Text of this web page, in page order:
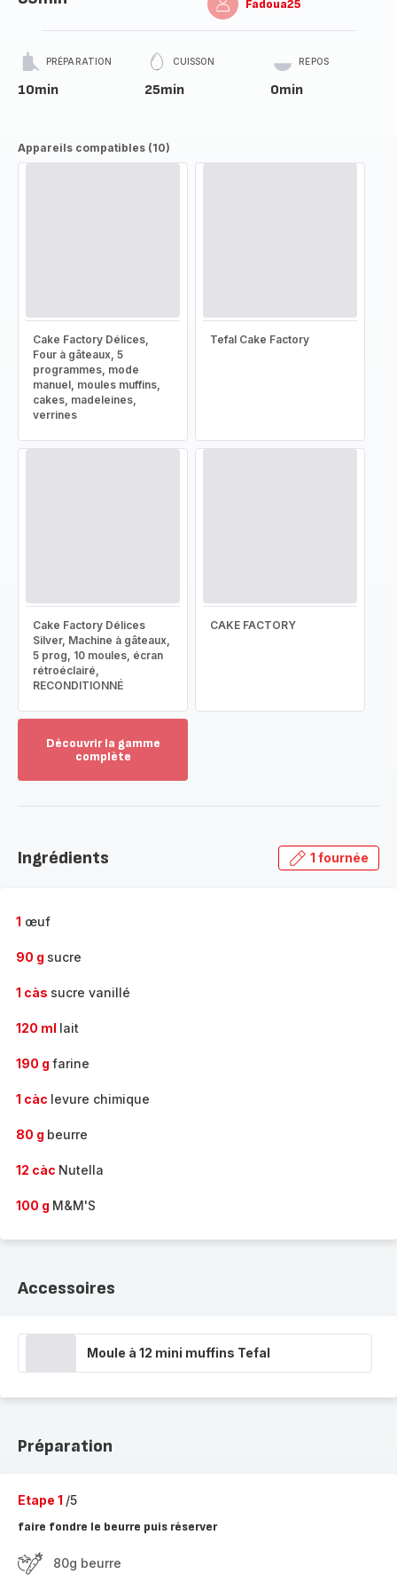
Fadoua25
PRÉPARATION
10min
CUISSON
25min
REPOS
0min
Appareils compatibles (10)
Cake Factory Délices,
Four à gâteaux, 5
programmes, mode
manuel, moules muffins,
cakes, madeleines,
verrines
Tefal Cake Factory
Cake Factory Délices
Silver, Machine à gâteaux,
5 prog, 10 moules, écran
rétroéclairé,
RECONDITIONNÉ
CAKE FACTORY
Découvrir la gamme
complète
gamme
Ingrédients 1 fournée
1 œuf
90 g sucre
1 càs sucre vanillé
120 ml lait
190 g farine
1 càc levure chimique
80 g beurre
12 càc Nutella
100 g M&M'S
Accessoires
Moule à 12 mini muffins Tefal
Préparation
Etape 1 /5
faire fondre le beurre puis réserver
80g beurre